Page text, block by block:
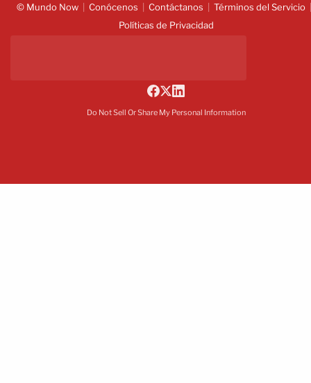
© Mundo Now Conócenos Contáctanos
Términos del Servicio
Políticas de Privacidad
Do Not Sell Or Share My Personal Information